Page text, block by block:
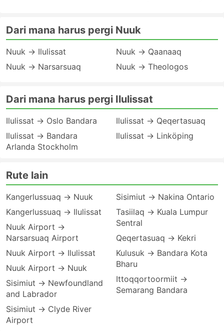
Dari mana harus pergi Nuuk
Nuuk → Ilulissat
Nuuk → Narsarsuaq
Nuuk → Qaanaaq
Nuuk → Theologos
Dari mana harus pergi Ilulissat
Ilulissat → Oslo Bandara
Ilulissat → Bandara
Arlanda Stockholm
Ilulissat → Qeqertasuaq
Ilulissat → Linköping
Rute lain
Kangerlussuaq → Nuuk
Kangerlussuaq → Ilulissat
Nuuk Airport →
Narsarsuaq Airport
Nuuk Airport → Ilulissat
Nuuk Airport → Nuuk
Sisimiut → Newfoundland
and Labrador
Sisimiut → Clyde River
Airport
Sisimiut → Nakina Ontario
Tasiilaq → Kuala Lumpur
Sentral
Qeqertasuaq → Kekri
Kulusuk → Bandara Kota
Bharu
Ittoqqortoormiit →
Semarang Bandara